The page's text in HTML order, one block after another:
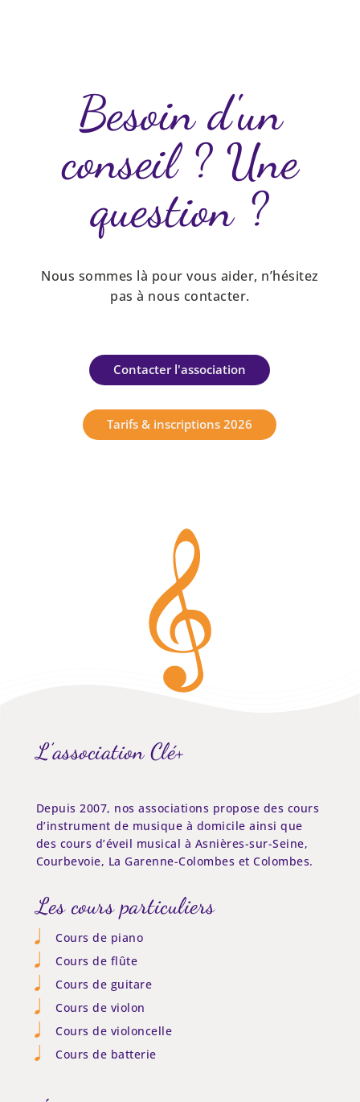
Besoin d'un
conseil ? Une
question ?
Nous sommes là pour vous aider, n’hésitez
pas à nous contacter.
Contacter l'association
Tarifs & inscriptions 2026
L’association Clé+
Depuis 2007, nos associations propose des cours
d’instrument de musique à domicile ainsi que
des cours d’éveil musical à Asnières-sur-Seine,
Courbevoie, La Garenne-Colombes et Colombes.
Les cours particuliers
Cours de piano
Cours de flûte
Cours de guitare
Cours de violon
Cours de violoncelle
Cours de batterie